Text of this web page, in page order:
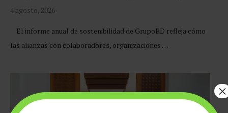
4 agosto, 2026
El informe anual de sostenibilidad de GrupoBD refleja cómo
las alianzas con colaboradores, organizaciones …
×